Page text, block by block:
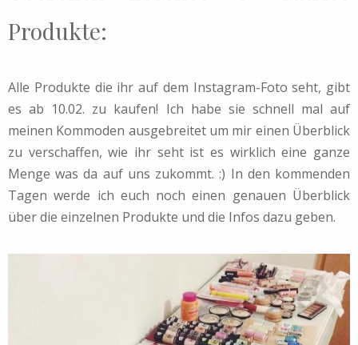
Produkte:
Alle Produkte die ihr auf dem Instagram-Foto seht, gibt
es ab 10.02. zu kaufen! Ich habe sie schnell mal auf
meinen Kommoden ausgebreitet um mir einen Überblick
zu verschaffen, wie ihr seht ist es wirklich eine ganze
Menge was da auf uns zukommt. :) In den kommenden
Tagen werde ich euch noch einen genauen Überblick
über die einzelnen Produkte und die Infos dazu geben.